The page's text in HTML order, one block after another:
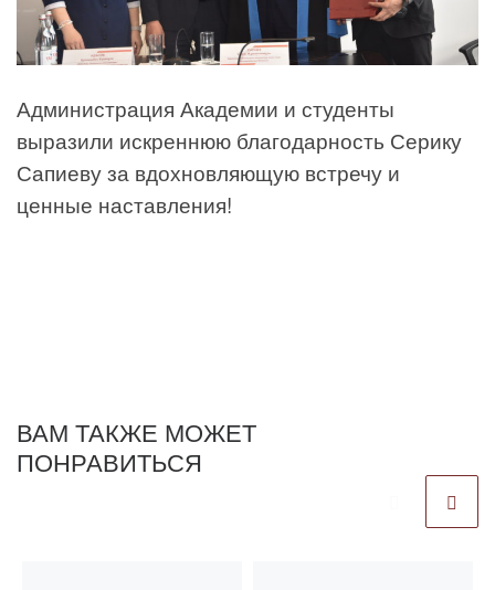
Администрация Академии и студенты
выразили искреннюю благодарность Серику
Сапиеву за вдохновляющую встречу и
ценные наставления!
ВАМ ТАКЖЕ МОЖЕТ
ПОНРАВИТЬСЯ